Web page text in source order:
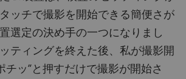
ッチで撮影を開始できる簡便さが
選定の決め手の一つになりまし
ティングを終えた後、私が撮影開
チッ”と押すだけで撮影が開始さ